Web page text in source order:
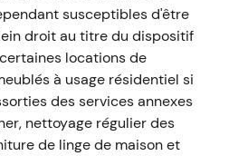
susceptibles d'être
droit au titre du dispositif
locations de
à usage résidentiel si
des services annexes
nettoyage régulier des
de linge de maison et